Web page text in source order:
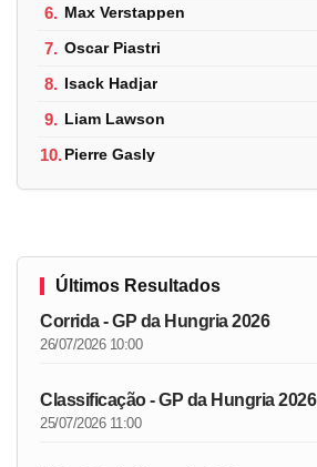
6. Max Verstappen
7. Oscar Piastri
8. Isack Hadjar
9. Liam Lawson
10.Pierre Gasly
Últimos Resultados
Corrida - GP da Hungria 2026
26/07/2026 10:00
Classificação - GP da Hungria 2026
25/07/2026 11:00